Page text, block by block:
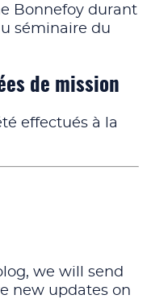
Bonnefoy durant
séminaire du
de mission
effectués à la
we will send
new updates on